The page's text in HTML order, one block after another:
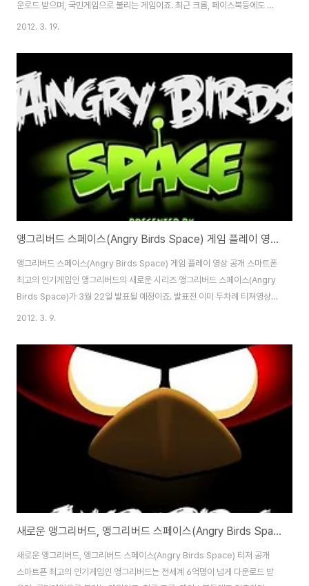
운로드 받으며, 국민게임으로 불리는 게임이죠. 최근 크롬, 페이스북등에도 진
출하며 영역을 더욱 넓히고 있는데요. 앵그리버드 오리지날, 앵그리버드 시즌
Space)가 3월 22일 출시될 예정입니다. 앵그리버드 스페이스는 게임런칭 파
트너로 NASA와 내셔널지오그래픽 등이 참여했습니다. 또한 이때까지의 앵그
리버드는 새총으로 공중에 올라갔다가 중력으로 바닥에 떨어지면서 액션을 취
했다면, 앵그리버드 스페이스는 중력이 없는 넓은 공간에서 중력을 이용해 적
을 물리치는 방식으로 게임이 진행됩니..
2012. 3. 19.
앵그리버드 스페이스(Angry Birds Space) 게임 플레이 영상 공개
앵그리버드 스페이스(Angry Birds Space) 게임 플레이 영상 공개 스마트폰
최고의 인기게임인 앵그리버드의 새로운 시리즈 앵그리버드 스페이스(Angry
Birds Space)가 3월 22일 발표될 예정이죠. 발표전 이미 두차례 티져영상을
공개했던 로비오가 이번에는 앵그리버드 : 나사(Angry Birds Space:
새총으로 공중에 올라갔다가 중력으로 바닥에 떨어지면서 액션을 취했다면, 앵
그리버드 스페이스는 중력이 없는 넓은 공간에서 중력을 이용해 적을 물리치는
방식으로 게임이 진행됩니다. 기본적인 게임의 틀은 구조물을 파괴해 돼지를
없애는 것으로 동일하지만, 무중력 상태에서 작은 행성체의 중력을 이용해 다
양한 액션과 플..
2012. 3. 9.
새로운 앵그리버드, 앵그리버드 스페이스(Angry Birds Space) 티저 공개
새로운 앵그리버드, 앵그리버드 스페이스(Angry Birds Space) 티저 공개
스마트폰 최고의 인기게임인 앵그리버드는 전세계 6억명이 넘게 다운로드 받